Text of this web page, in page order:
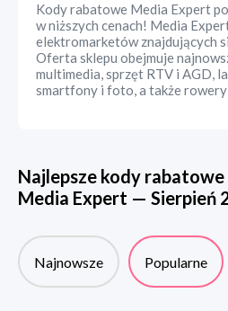
Kody rabatowe Media Expert
w niższych cenach! Media
elektromarketów znajdujących
Oferta sklepu obejmuje
multimedia, sprzęt RTV i AGD,
smartfony i foto, a także
Najlepsze kody
Media Expert — Sierpień
Najnowsze Popularne